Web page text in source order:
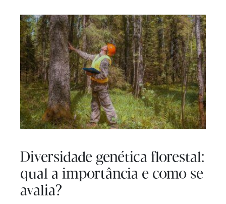
Diversidade genética florestal:
qual a importância e como se
avalia?